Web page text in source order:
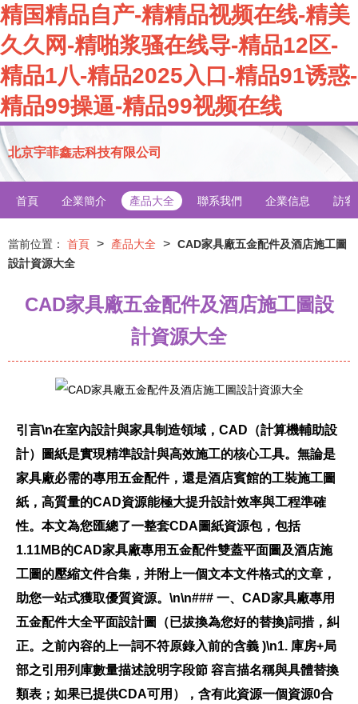
精国精品自产-精精品视频在线-精美
久久网-精啪浆骚在线导-精品12区-
精品1八-精品2025入口-精品91诱惑-
精品99操逼-精品99视频在线
北京宇菲鑫志科技有限公司
首頁 企業簡介 產品大全 聯系我們 企業信息 訪客
當前位置： 首頁 > 產品大全 > CAD家具廠五金配件及酒店施工圖
設計資源大全
CAD家具廠五金配件及酒店施工圖設
計資源大全
引言\n在室內設計與家具制造領域，CAD（計算機輔助設
計）圖紙是實現精準設計與高效施工的核心工具。無論是
家具廠必需的專用五金配件，還是酒店賓館的工裝施工圖
紙，高質量的CAD資源能極大提升設計效率與工程準確
性。本文為您匯總了一整套CDA圖紙資源包，包括
1.11MB的CAD家具廠專用五金配件雙蓋平面圖及酒店施
工圖的壓縮文件合集，并附上一個文本文件格式的文章，
助您一站式獲取優質資源。\n\n### 一、CAD家具廠專用
五金配件大全平面設計圖（已拔換為您好的替換)詞措，糾
正。之前內容的上一詞不符原錄入前的含義 )\n1. 庫房+局
部之引用列庫數量描述說明字段節 容言描名稱與具體替換
類表；如果已提供CDA可用），含有此資源一個資源0合